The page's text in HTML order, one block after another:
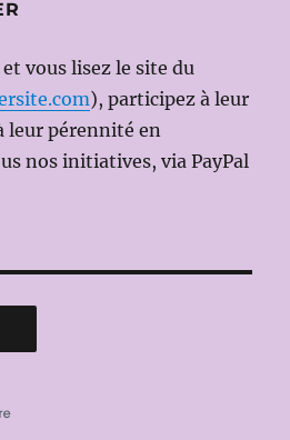
vous lisez le site du
), participez à leur
leur pérennité en
nos initiatives, via PayPal